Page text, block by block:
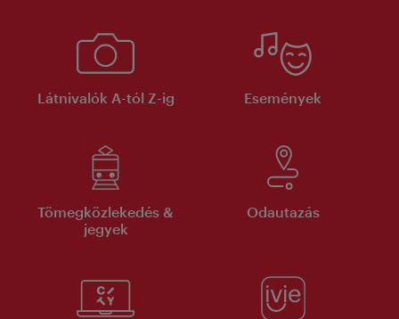
Látnivalók A-tól Z-ig Események
Tömegközlekedés &
jegyek
Odautazás